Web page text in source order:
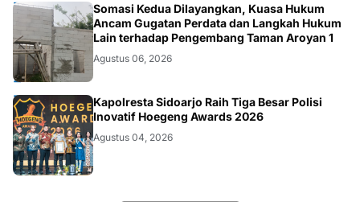
HUKUM.DAERAH
Somasi Kedua Dilayangkan, Kuasa Hukum
Ancam Gugatan Perdata dan Langkah Hukum
Lain terhadap Pengembang Taman Aroyan 1
Agustus 06, 2026
POLRI
Kapolresta Sidoarjo Raih Tiga Besar Polisi
Inovatif Hoegeng Awards 2026
Agustus 04, 2026